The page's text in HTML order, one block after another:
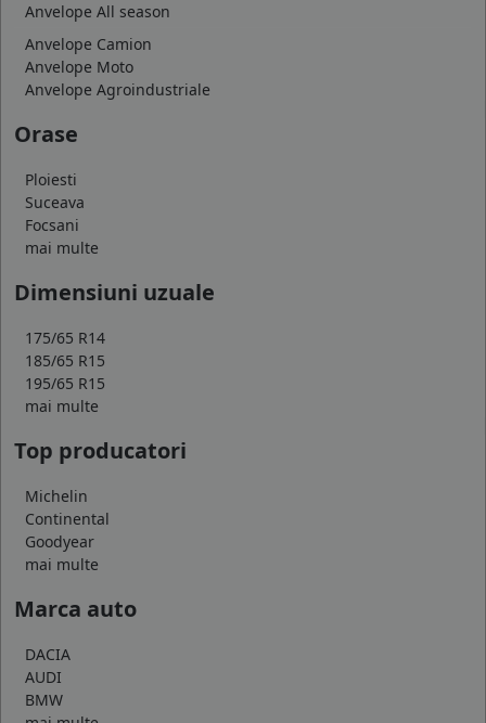
Anvelope All season
Anvelope Camion
Anvelope Moto
Anvelope Agroindustriale
Orase
Ploiesti
Suceava
Focsani
mai multe
Dimensiuni uzuale
175/65 R14
185/65 R15
195/65 R15
mai multe
Top producatori
Michelin
Continental
Goodyear
mai multe
Marca auto
DACIA
AUDI
BMW